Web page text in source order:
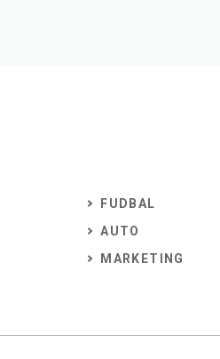
FUDBAL
AUTO
MARKETING